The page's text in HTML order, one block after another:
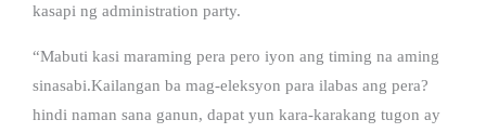
kasapi ng administration party.
“Mabuti kasi maraming pera pero iyon ang timing na aming
sinasabi.Kailangan ba mag-eleksyon para ilabas ang pera?
hindi naman sana ganun, dapat yun kara-karakang tugon ay